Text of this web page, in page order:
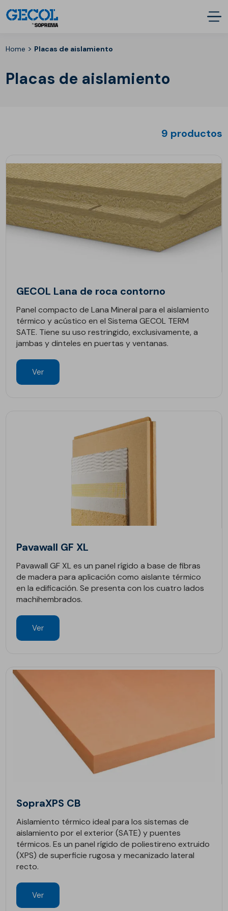
Home > Placas de aislamiento
Placas de aislamiento
9 productos
GECOL Lana de roca contorno
Panel compacto de Lana Mineral para el aislamiento
térmico y acústico en el Sistema GECOL TERM
SATE. Tiene su uso restringido, exclusivamente, a
jambas y dinteles en puertas y ventanas.
Ver
Pavawall GF XL
Pavawall GF XL es un panel rígido a base de fibras
de madera para aplicación como aislante térmico
en la edificación. Se presenta con los cuatro lados
machihembrados.
Ver
SopraXPS CB
Aislamiento térmico ideal para los sistemas de
aislamiento por el exterior (SATE) y puentes
térmicos. Es un panel rígido de poliestireno extruido
(XPS) de superficie rugosa y mecanizado lateral
recto.
Ver